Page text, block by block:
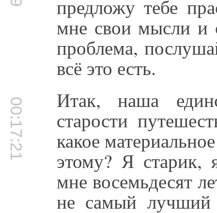
предложу тебе
мне свои мысли и
проблема,
всё это есть.
00:17:21 Итак, наша
старости
какое
этому? Я старик,
мне восемьдесят
не самый лучший